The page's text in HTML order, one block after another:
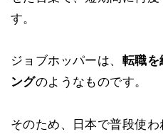
す。
ジョブホッパーは、 転職を
ングのようなものです。
そのため、日本で普段使